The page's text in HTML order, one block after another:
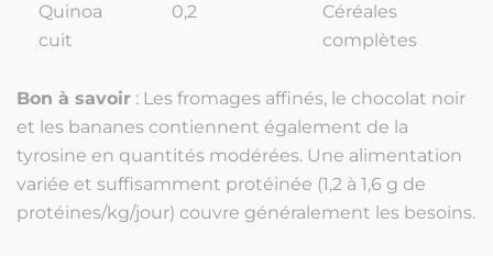
Quinoa
cuit
0,2
Céréales
complètes
Bon à savoir : Les fromages affinés, le chocolat noir
et les bananes contiennent également de la
tyrosine en quantités modérées. Une alimentation
variée et suffisamment protéinée (1,2 à 1,6 g de
protéines/kg/jour) couvre généralement les besoins.